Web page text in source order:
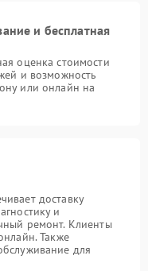
и бесплатная
оценка стоимости
и возможность
или онлайн на
доставку
и
ремонт. Клиенты
Также
для